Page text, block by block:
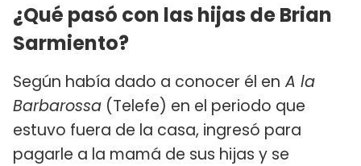
¿Qué pasó con las hijas de Brian
Sarmiento?
Según había dado a conocer él en A la
Barbarossa (Telefe) en el periodo que
estuvo fuera de la casa, ingresó para
pagarle a la mamá de sus hijas y se